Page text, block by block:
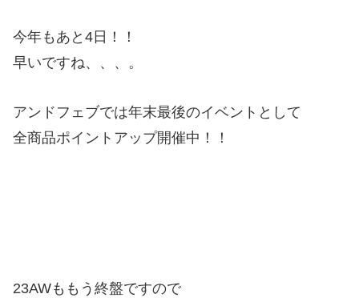
今年もあと4日！！
早いですね、、、。
アンドフェブでは年末最後のイベントとして
全商品ポイントアップ開催中！！
23AWももう終盤ですので